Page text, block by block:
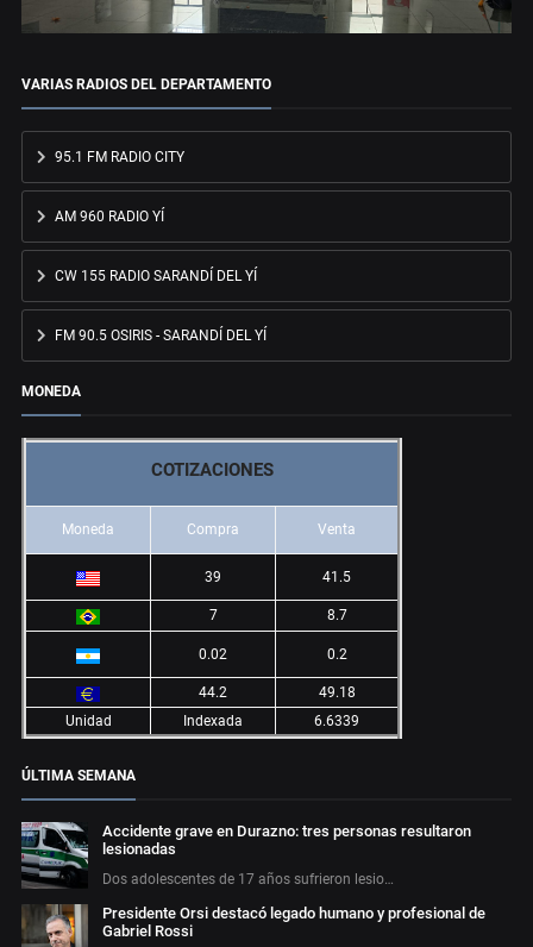
VARIAS RADIOS DEL DEPARTAMENTO
95.1 FM RADIO CITY
AM 960 RADIO YÍ
CW 155 RADIO SARANDÍ DEL YÍ
FM 90.5 OSIRIS - SARANDÍ DEL YÍ
MONEDA
COTIZACIONES
Moneda Compra Venta
39 41.5
7 8.7
0.02 0.2
44.2
49.18
Unidad
Indexada 6.6339
ÚLTIMA SEMANA
Accidente grave en Durazno: tres personas resultaron
lesionadas
Dos adolescentes de 17 años sufrieron lesio…
Presidente Orsi destacó legado humano y profesional de
Gabriel Rossi